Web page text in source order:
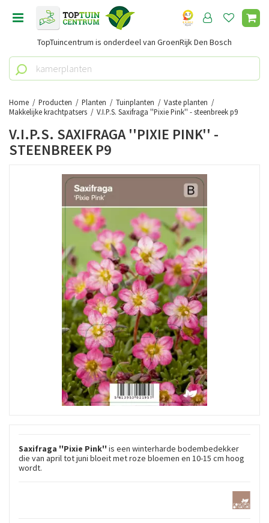
Home Producten Planten Tuinplanten
Vaste planten
Makkelijke krachtpatsers
V.I.P.S. Saxifraga ''Pixie Pink'' - steenbreek p9
TopTuincentrum is onderdeel van GroenRijk Den Bosch
V.I.P.S. SAXIFRAGA ''PIXIE PINK'' -
STEENBREEK P9
Saxifraga ''Pixie Pink'' is een winterharde bodembedekker
die van april tot juni bloeit met roze bloemen en 10-15 cm hoog
wordt.